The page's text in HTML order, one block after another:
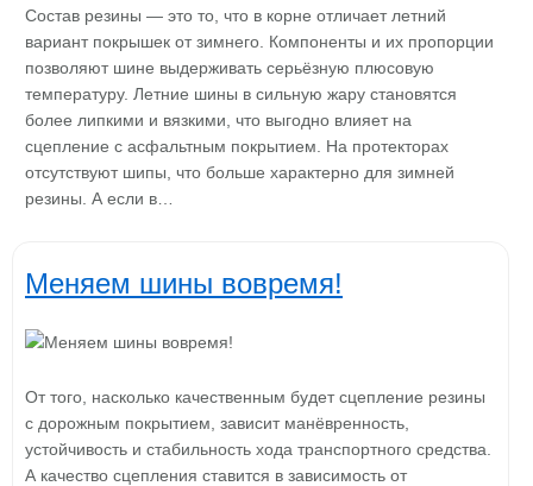
Состав резины — это то, что в корне отличает летний
вариант покрышек от зимнего. Компоненты и их пропорции
позволяют шине выдерживать серьёзную плюсовую
температуру. Летние шины в сильную жару становятся
более липкими и вязкими, что выгодно влияет на
сцепление с асфальтным покрытием. На протекторах
отсутствуют шипы, что больше характерно для зимней
резины. А если в…
Меняем шины вовремя!
От того, насколько качественным будет сцепление резины
с дорожным покрытием, зависит манёвренность,
устойчивость и стабильность хода транспортного средства.
А качество сцепления ставится в зависимость от